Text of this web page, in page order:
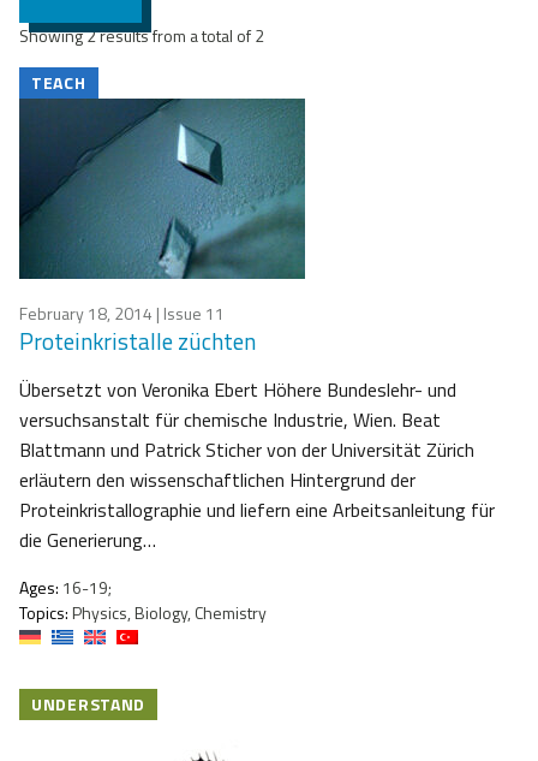
Showing 2 results from a total of 2
TEACH
February 18, 2014 | Issue 11
Proteinkristalle züchten
Übersetzt von Veronika Ebert Höhere Bundeslehr- und
versuchsanstalt für chemische Industrie, Wien. Beat
Blattmann und Patrick Sticher von der Universität Zürich
erläutern den wissenschaftlichen Hintergrund der
Proteinkristallographie und liefern eine Arbeitsanleitung für
die Generierung…
Ages: 16-19;
Topics:Physics, Biology, Chemistry
UNDERSTAND